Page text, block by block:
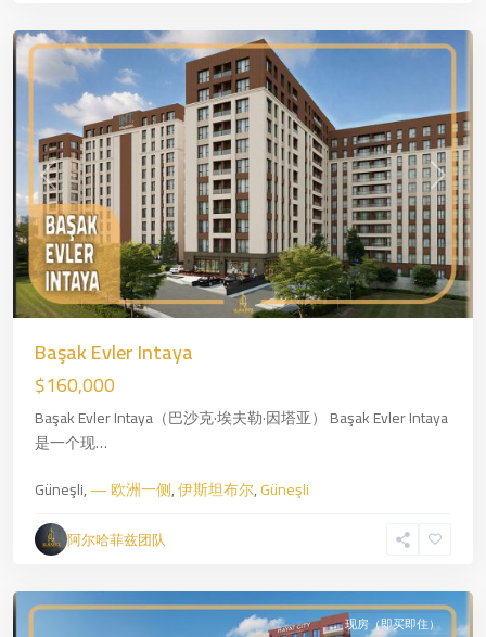
Previous Next
Başak Evler Intaya
$160,000
Başak Evler Intaya（巴沙克·埃夫勒·因塔亚） Başak Evler Intaya
是一个现…
Güneşli,— 欧洲一侧,伊斯坦布尔,Güneşli
阿尔哈菲兹团队
Basin
Express,
—
欧
洲
一
侧,
斯
坦
布
现房（即买即住）